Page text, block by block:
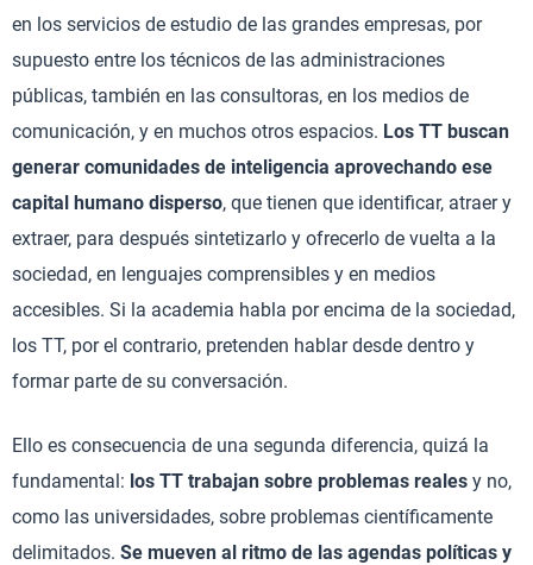
en los servicios de estudio de las grandes empresas, por
supuesto entre los técnicos de las administraciones
públicas, también en las consultoras, en los medios de
comunicación, y en muchos otros espacios. Los TT buscan
generar comunidades de inteligencia aprovechando ese
capital humano disperso, que tienen que identificar, atraer y
extraer, para después sintetizarlo y ofrecerlo de vuelta a la
sociedad, en lenguajes comprensibles y en medios
accesibles. Si la academia habla por encima de la sociedad,
los TT, por el contrario, pretenden hablar desde dentro y
formar parte de su conversación.
Ello es consecuencia de una segunda diferencia, quizá la
fundamental: los TT trabajan sobre problemas reales y no,
como las universidades, sobre problemas científicamente
delimitados. Se mueven al ritmo de las agendas políticas y